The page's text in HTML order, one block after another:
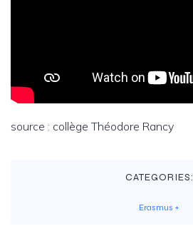
source : collège Théodore Rancy
CATEGORIES:
Erasmus +